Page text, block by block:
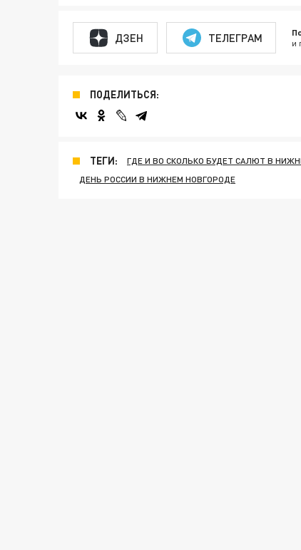
ДЗЕН ТЕЛЕГРАМ и
ПОДЕЛИТЬСЯ:
ТЕГИ: ГДЕ И ВО СКОЛЬКО БУДЕТ САЛЮТ В
ДЕНЬ РОССИИ В НИЖНЕМ НОВГОРОДЕ